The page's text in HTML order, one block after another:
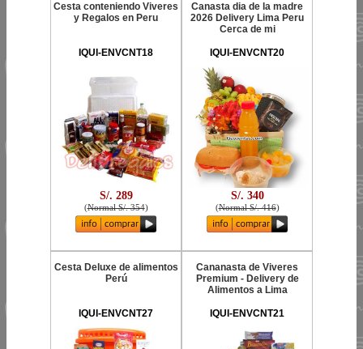
Cesta conteniendo Viveres
y Regalos en Peru
IQUI-ENVCNT18
S/. 289
(Normal S/. 354)
Canasta dia de la madre
2026 Delivery Lima Peru
Cerca de mi
IQUI-ENVCNT20
S/. 340
(Normal S/. 416)
Cesta Deluxe de alimentos
Perú
IQUI-ENVCNT27
Cananasta de Viveres
Premium - Delivery de
Alimentos a Lima
IQUI-ENVCNT21